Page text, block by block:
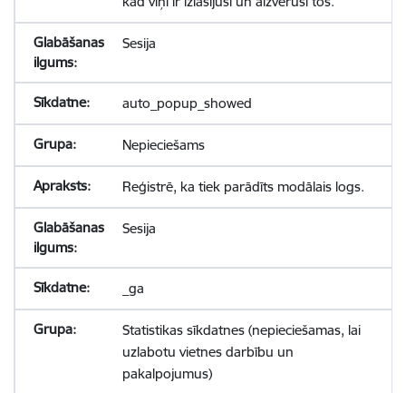
Sesija
auto_popup_showed
Nepieciešams
Reģistrē, ka tiek parādīts modālais logs.
Sesija
_ga
Statistikas sīkdatnes (nepieciešamas, lai
uzlabotu vietnes darbību un
pakalpojumus)